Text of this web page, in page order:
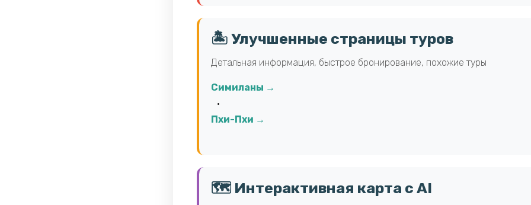
🏝️ Улучшенные страницы туров
Детальная информация, быстрое бронирование, похожие туры
Симиланы →
•
Пхи-Пхи →
🗺️ Интерактивная карта с AI